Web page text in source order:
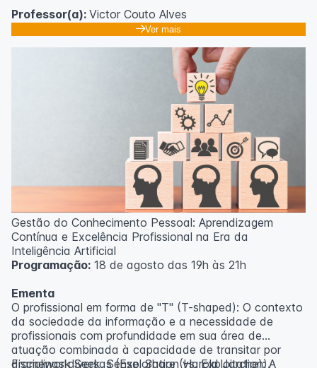
Professor(a): Victor Couto Alves
Ver mais
Gestão do Conhecimento Pessoal: Aprendizagem
Contínua e Excelência Profissional na Era da
Inteligência Artificial
Programação: 18 de agosto das 19h às 21h
Ementa
O profissional em forma de "T" (T-shaped): O contexto
da sociedade da informação e a necessidade de
profissionais com profundidade em sua área de
atuação combinada à capacidade de transitar por
disciplinas diversas (Exploration vs. Exploitation).
Framework Seek, Sense, Share (Harold Jarche): A